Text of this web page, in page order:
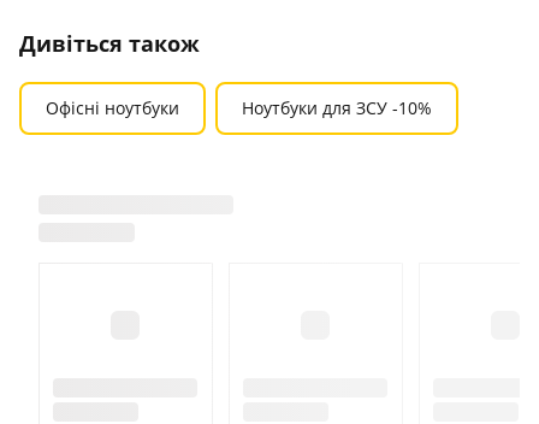
Дивіться також
Офісні ноутбуки Ноутбуки для ЗСУ -10%